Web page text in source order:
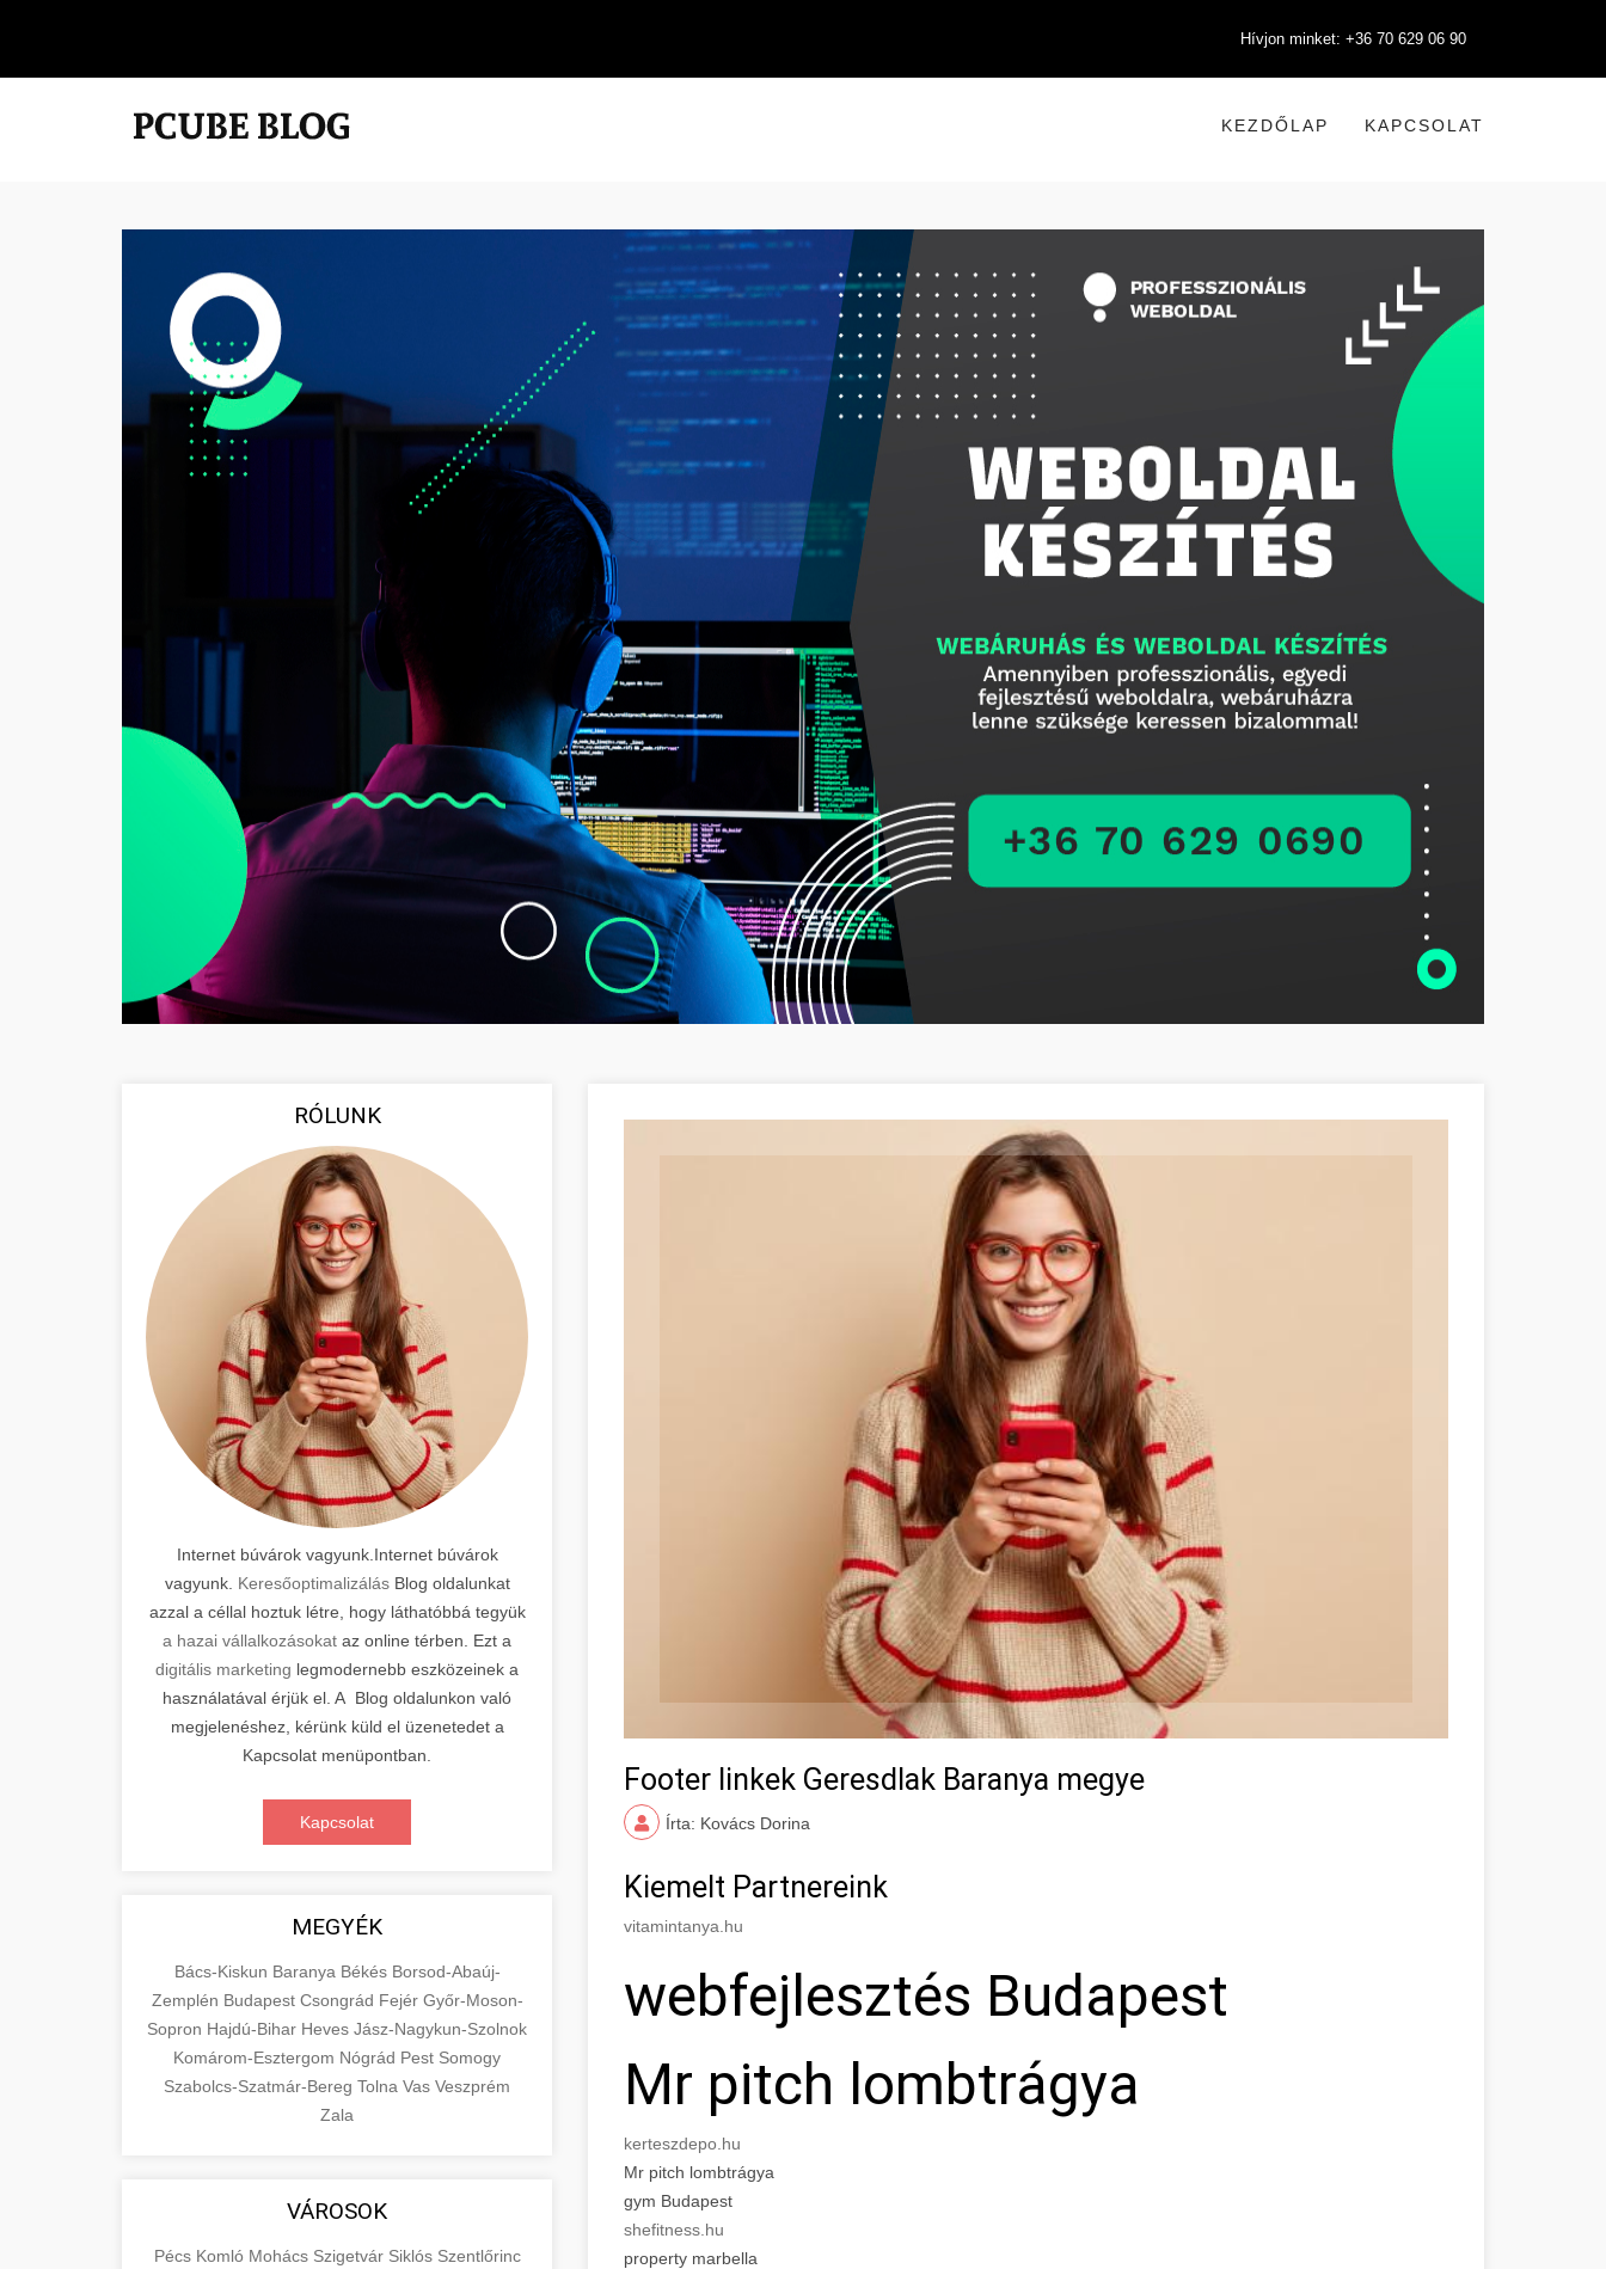
Hívjon minket: +36 70 629 06 90
KEZDŐLAP KAPCSOLAT
RÓLUNK
Internet búvárok vagyunk.Internet búvárok
vagyunk. KeresőoptimalizálásBlog oldalunkat
azzal a céllal hoztuk létre, hogy láthatóbbá tegyük
a hazai vállalkozásokat az online térben. Ezt a
digitális marketing legmodernebb eszközeinek a
használatával érjük el. A Blog oldalunkon való
megjelenéshez, kérünk küld el üzenetedet a
Kapcsolat menüpontban.
Kapcsolat
MEGYÉK
Bács-Kiskun Baranya Békés Borsod-Abaúj-
Zemplén Budapest Csongrád Fejér Győr-Moson-
Sopron Hajdú-Bihar Heves Jász-Nagykun-Szolnok
Komárom-Esztergom Nógrád Pest Somogy
Szabolcs-Szatmár-Bereg Tolna Vas Veszprém
Zala
VÁROSOK
Pécs Komló Mohács Szigetvár Siklós Szentlőrinc
Footer linkek Geresdlak Baranya megye
Írta: Kovács Dorina
Kiemelt Partnereink
vitamintanya.hu
webfejlesztés Budapest
Mr pitch lombtrágya
kerteszdepo.hu
Mr pitch lombtrágya
gym Budapest
shefitness.hu
property marbella